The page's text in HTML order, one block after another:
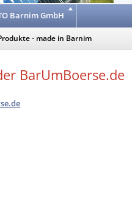
Barnim GmbH
- made in Barnim
BarUmBoerse.de